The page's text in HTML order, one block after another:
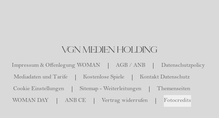
VGN MEDIEN HOLDING
Impressum & Offenlegung WOMAN AGB / ANB
Datenschutzpolicy
Mediadaten und Tarife
Kostenlose Spiele
Kontakt Datenschutz
Cookie Einstellungen
Sitemap - Weiterleitungen
Themenseiten
WOMAN DAY
ANB CE Vertrag widerrufen Fotocredits